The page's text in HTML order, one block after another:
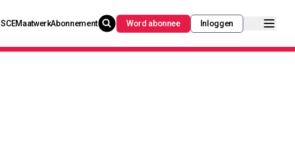
MaatwerkAbonnement Word abonnee Inloggen